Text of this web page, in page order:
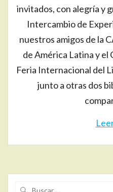
invitados, con alegría y
Intercambio de
nuestros amigos de la
de América Latina y el
Feria Internacional del
junto a otras dos